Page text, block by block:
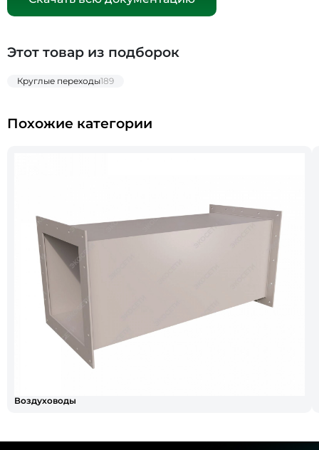
Этот товар из подборок
Круглые переходы189
Похожие категории
Воздуховоды